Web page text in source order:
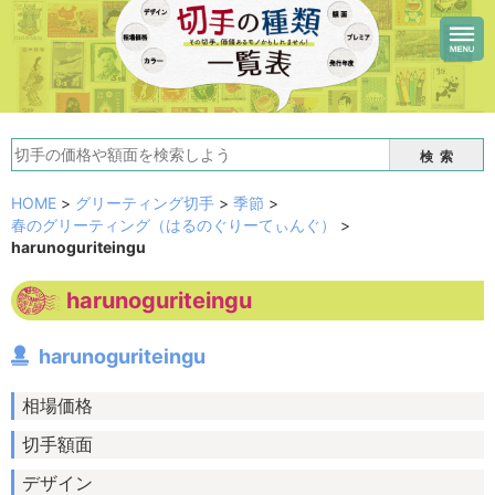
検索
HOME > グリーティング切手 > 季節 >
春のグリーティング（はるのぐりーてぃんぐ）
>
harunoguriteingu
harunoguriteingu
harunoguriteingu
相場価格
切手額面
デザイン